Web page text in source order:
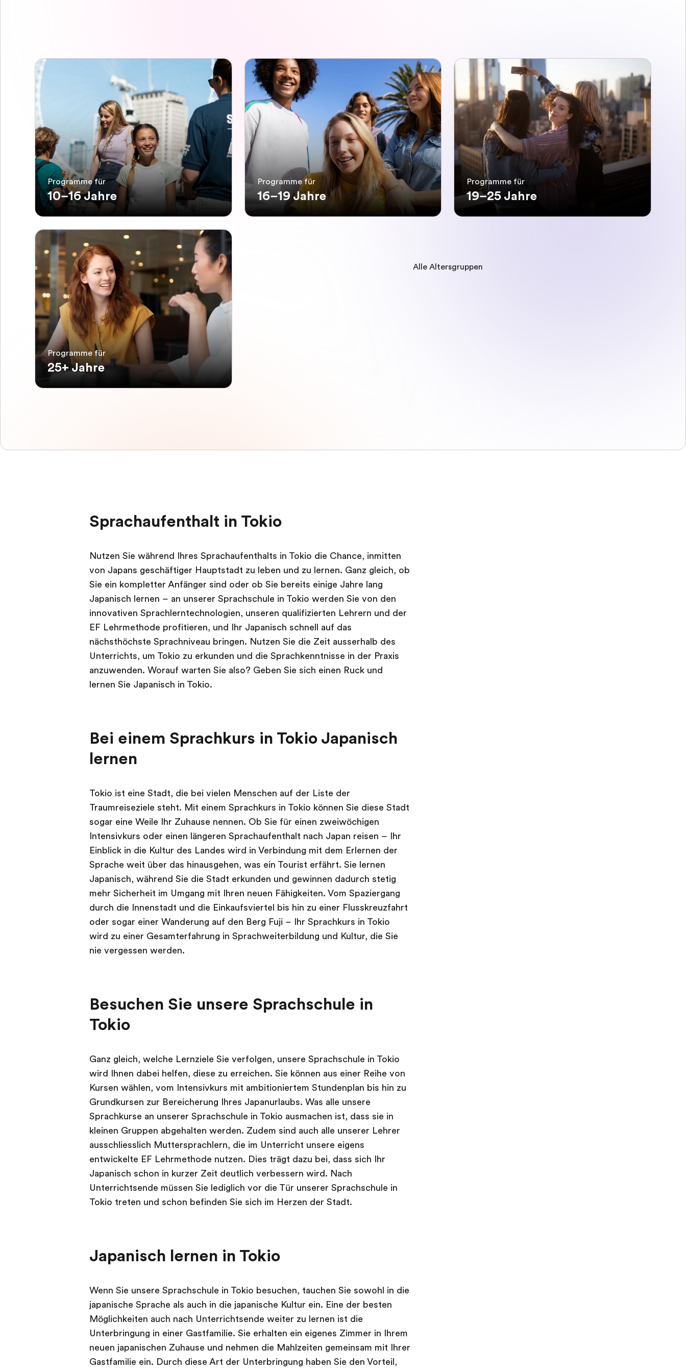
Programme für
10–16 Jahre
Programme für
16–19 Jahre
Programme für
19–25 Jahre
Programme für
25+ Jahre
Alle Altersgruppen
Sprachaufenthalt in Tokio
Nutzen Sie während Ihres Sprachaufenthalts in Tokio die Chance, inmitten
von Japans geschäftiger Hauptstadt zu leben und zu lernen. Ganz gleich, ob
Sie ein kompletter Anfänger sind oder ob Sie bereits einige Jahre lang
Japanisch lernen – an unserer Sprachschule in Tokio werden Sie von den
innovativen Sprachlerntechnologien, unseren qualifizierten Lehrern und der
EF Lehrmethode profitieren, und Ihr Japanisch schnell auf das
nächsthöchste Sprachniveau bringen. Nutzen Sie die Zeit ausserhalb des
Unterrichts, um Tokio zu erkunden und die Sprachkenntnisse in der Praxis
anzuwenden. Worauf warten Sie also? Geben Sie sich einen Ruck und
lernen Sie Japanisch in Tokio.
Bei einem Sprachkurs in Tokio Japanisch
lernen
Tokio ist eine Stadt, die bei vielen Menschen auf der Liste der
Traumreiseziele steht. Mit einem Sprachkurs in Tokio können Sie diese Stadt
sogar eine Weile Ihr Zuhause nennen. Ob Sie für einen zweiwöchigen
Intensivkurs oder einen längeren Sprachaufenthalt nach Japan reisen – Ihr
Einblick in die Kultur des Landes wird in Verbindung mit dem Erlernen der
Sprache weit über das hinausgehen, was ein Tourist erfährt. Sie lernen
Japanisch, während Sie die Stadt erkunden und gewinnen dadurch stetig
mehr Sicherheit im Umgang mit Ihren neuen Fähigkeiten. Vom Spaziergang
durch die Innenstadt und die Einkaufsviertel bis hin zu einer Flusskreuzfahrt
oder sogar einer Wanderung auf den Berg Fuji – Ihr Sprachkurs in Tokio
wird zu einer Gesamterfahrung in Sprachweiterbildung und Kultur, die Sie
nie vergessen werden.
Besuchen Sie unsere Sprachschule in
Tokio
Ganz gleich, welche Lernziele Sie verfolgen, unsere Sprachschule in Tokio
wird Ihnen dabei helfen, diese zu erreichen. Sie können aus einer Reihe von
Kursen wählen, vom Intensivkurs mit ambitioniertem Stundenplan bis hin zu
Grundkursen zur Bereicherung Ihres Japanurlaubs. Was alle unsere
Sprachkurse an unserer Sprachschule in Tokio ausmachen ist, dass sie in
kleinen Gruppen abgehalten werden. Zudem sind auch alle unserer Lehrer
ausschliesslich Muttersprachlern, die im Unterricht unsere eigens
entwickelte EF Lehrmethode nutzen. Dies trägt dazu bei, dass sich Ihr
Japanisch schon in kurzer Zeit deutlich verbessern wird. Nach
Unterrichtsende müssen Sie lediglich vor die Tür unserer Sprachschule in
Tokio treten und schon befinden Sie sich im Herzen der Stadt.
Japanisch lernen in Tokio
Wenn Sie unsere Sprachschule in Tokio besuchen, tauchen Sie sowohl in die
japanische Sprache als auch in die japanische Kultur ein. Eine der besten
Möglichkeiten auch nach Unterrichtsende weiter zu lernen ist die
Unterbringung in einer Gastfamilie. Sie erhalten ein eigenes Zimmer in Ihrem
neuen japanischen Zuhause und nehmen die Mahlzeiten gemeinsam mit Ihrer
Gastfamilie ein. Durch diese Art der Unterbringung haben Sie den Vorteil,